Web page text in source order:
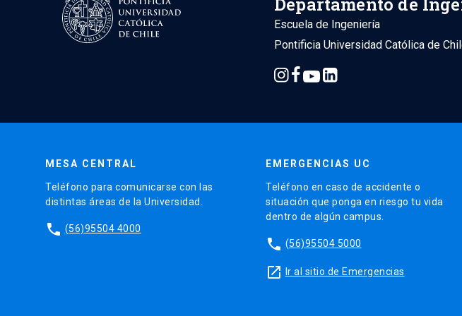
Escuela de Ingeniería
Pontificia Universidad Católica de
MESA CENTRAL
Teléfono para comunicarse con las
distintas áreas de la Universidad.
phone (56)95504 4000
EMERGENCIAS UC
Teléfono en caso de accidente o
situación que ponga en riesgo tu vida
dentro de algún campus.
phone (56)95504 5000
launch Ir al sitio de Emergencias